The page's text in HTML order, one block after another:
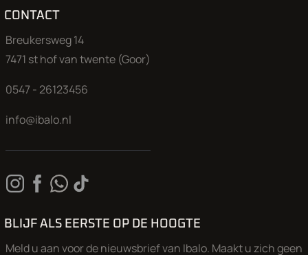
CONTACT
Breukersweg 14
7471 st hof van twente (Goor)
0547 - 26123456
info@ibalo.nl
BLIJF ALS EERSTE OP DE HOOGTE
Meld u aan voor de nieuwsbrief van Ibalo. Maakt u zich geen